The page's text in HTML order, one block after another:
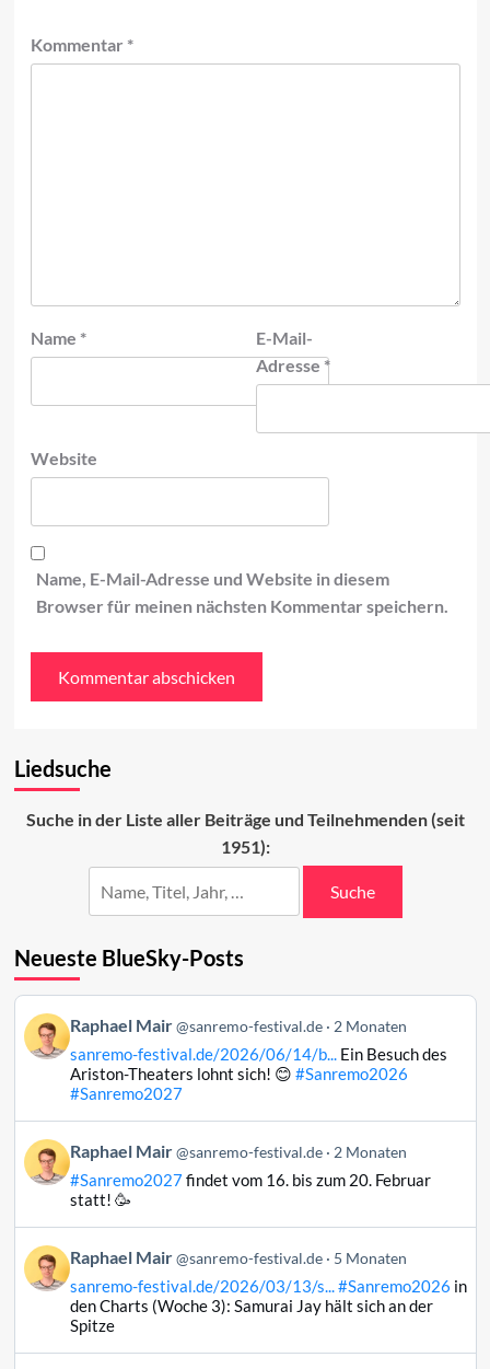
Kommentar *
Name *
E-Mail-
Adresse*
Website
Name, E-Mail-Adresse und Website in diesem
Browser für meinen nächsten Kommentar speichern.
Liedsuche
Suche in der Liste aller Beiträge und Teilnehmenden (seit
1951):
Suche
Neueste BlueSky-Posts
Beitrag
von
Raphael
ansehen
Raphael Mair @sanremo-festival.de 2 Monaten
sanremo-festival.de/2026/06/14/b...Ein Besuch des
Ariston-Theaters lohnt sich! 😊 #Sanremo2026
#Sanremo2027
Beitrag
von
Raphael
Bluesky
ansehen
Raphael Mair @sanremo-festival.de 2 Monaten
#Sanremo2027findet vom 16. bis zum 20. Februar
statt! 🥳
Beitrag
von
Raphael
Raphael Mair @sanremo-festival.de 5 Monaten
sanremo-festival.de/2026/03/13/s...#Sanremo2026 in
den Charts (Woche 3): Samurai Jay hält sich an der
Spitze